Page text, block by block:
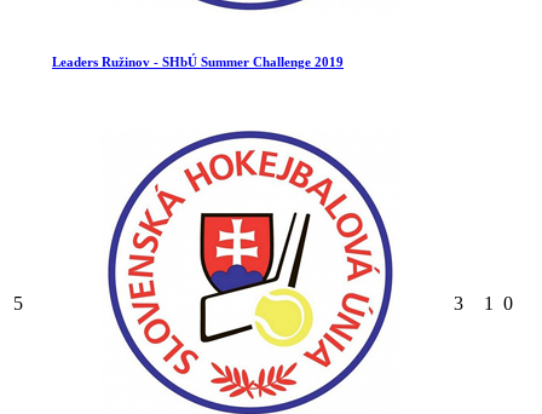
Leaders Ružinov - SHbÚ Summer Challenge 2019
5 3 1 0